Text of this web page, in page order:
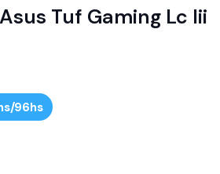
Tuf Gaming Lc Iii
96hs